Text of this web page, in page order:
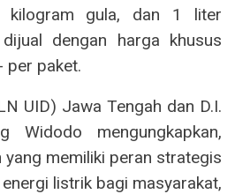
kilogram gula, dan 1 liter
dengan harga khusus
per paket.
UID) Jawa Tengah dan D.I.
Widodo mengungkapkan,
yang memiliki peran strategis
listrik bagi masyarakat,